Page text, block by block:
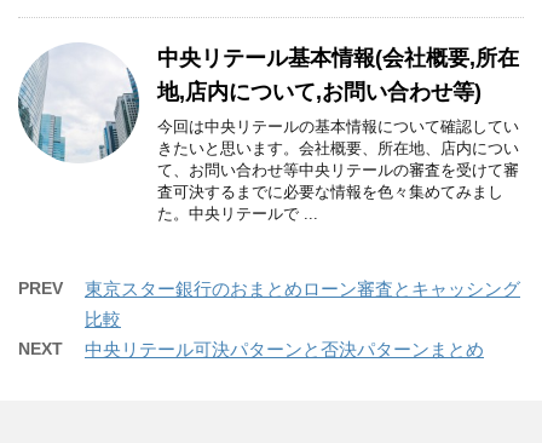
中央リテール基本情報(会社概要,所在
地,店内について,お問い合わせ等)
今回は中央リテールの基本情報について確認してい
きたいと思います。会社概要、所在地、店内につい
て、お問い合わせ等中央リテールの審査を受けて審
査可決するまでに必要な情報を色々集めてみまし
た。中央リテールで ...
PREV
東京スター銀行のおまとめローン審査とキャッシング
比較
NEXT 中央リテール可決パターンと否決パターンまとめ